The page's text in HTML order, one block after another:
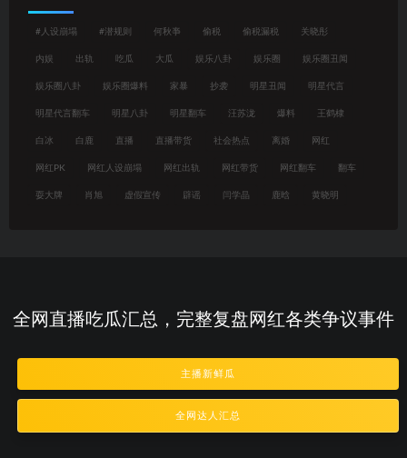
#人设崩塌 #潜规则 何秋亊 偷税 偷税漏税 关晓彤
内娱 出轨 吃瓜 大瓜 娱乐八卦 娱乐圈 娱乐圈丑闻
娱乐圈八卦 娱乐圈爆料 家暴 抄袭 明星丑闻 明星代言
明星代言翻车 明星八卦 明星翻车 汪苏泷 爆料 王鹤棣
白冰 白鹿 直播 直播带货 社会热点 离婚 网红
网红PK 网红人设崩塌 网红出轨 网红带货 网红翻车 翻车
耍大牌 肖旭 虚假宣传 辟谣 闫学晶 鹿晗 黄晓明
全网直播吃瓜汇总，完整复盘网红各类争议事件
主播新鲜瓜
全网达人汇总